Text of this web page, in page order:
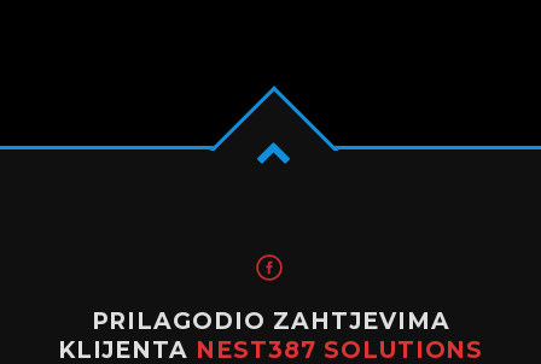
PRILAGODIO ZAHTJEVIMA
KLIJENTA NEST387 SOLUTIONS